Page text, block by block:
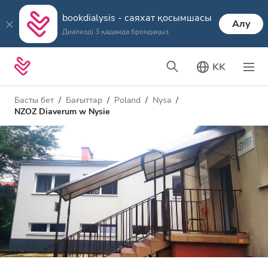
bookdialysis - саяхат қосымшасы
Диализді 3 қадамда брондаңыз
Алу
KK
Басты бет Бағыттар Poland
Nysa
NZOZ Diaverum w Nysie